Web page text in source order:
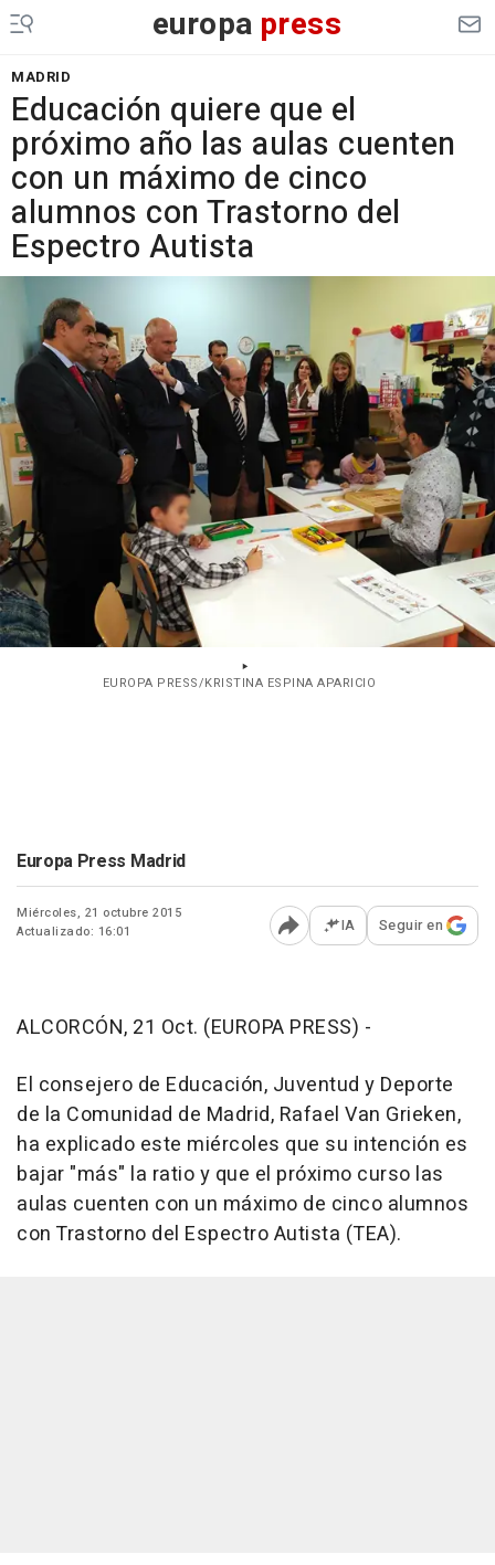
europa press
MADRID
Educación quiere que el
próximo año las aulas cuenten
con un máximo de cinco
alumnos con Trastorno del
Espectro Autista
EUROPA PRESS/KRISTINA ESPINA APARICIO
Europa Press Madrid
Miércoles, 21 octubre 2015
Actualizado: 16:01
Abrir opciones para
IA Seguir en
ALCORCÓN, 21 Oct. (EUROPA PRESS) -
El consejero de Educación, Juventud y Deporte
de la Comunidad de Madrid, Rafael Van Grieken,
ha explicado este miércoles que su intención es
bajar "más" la ratio y que el próximo curso las
aulas cuenten con un máximo de cinco alumnos
con Trastorno del Espectro Autista (TEA).